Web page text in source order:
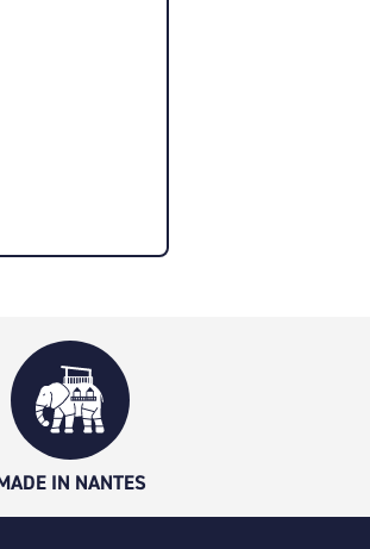
IN NANTES